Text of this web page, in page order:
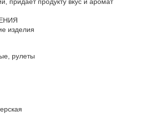
придает продукту вкус и аромат
изделия
рулеты